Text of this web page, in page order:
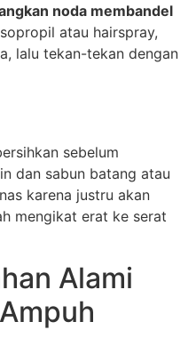
noda membandel
atau hairspray,
lalu tekan-tekan dengan
sebelum
dan sabun batang atau
karena justru akan
mengikat erat ke serat
Alami